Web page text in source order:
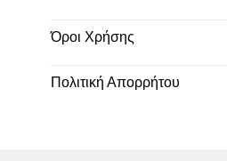
Όροι Χρήσης
Πολιτική Απορρήτου